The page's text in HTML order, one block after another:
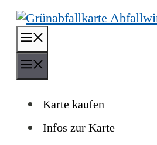
Zum
Inhalt
springen
Karte kaufen
Infos zur Karte